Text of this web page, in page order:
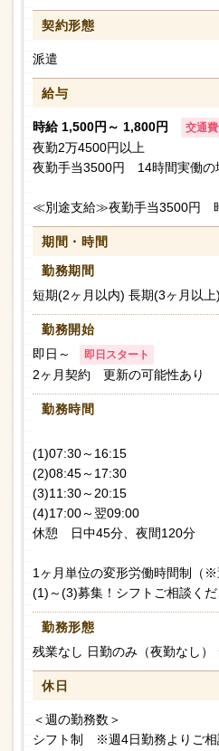
契約形態
派遣
給与
時給 1,500円～ 1,800円 交通
夜勤2万4500円以上
夜勤手当3500円 14時間実働の
≪別途支給≫夜勤手当3500円
期間・時間
勤務期間
短期(2ヶ月以内) 長期(3ヶ月以上)
勤務開始
即日～
即日スタート
2ヶ月契約 更新の可能性あり
勤務時間
(1)07:30～16:15
(2)08:45～17:30
(3)11:30～20:15
(4)17:00～翌09:00
休憩 日中45分、夜間120分
1ヶ月単位の変形労働時間制（※
(1)～(3)募集！シフトご相談く
勤務形態
残業なし 日勤のみ（夜勤なし）
休日
＜週の勤務数＞
シフト制 ※週4日勤務よりご